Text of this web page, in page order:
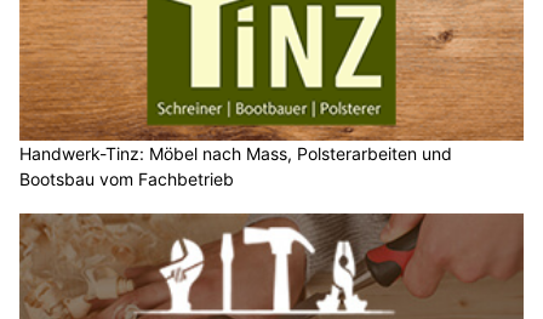
Handwerk-Tinz: Möbel nach Mass, Polsterarbeiten und
Bootsbau vom Fachbetrieb